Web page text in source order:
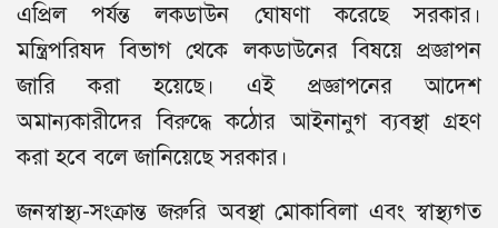
এপ্রিল পর্যন্ত লকডাউন ঘোষণা করেছে সরকার।
মন্ত্রিপরিষদ বিভাগ থেকে লকডাউনের বিষয়ে প্রজ্ঞাপন
জারি করা হয়েছে। এই প্রজ্ঞাপনের আদেশ
অমান্যকারীদের বিরুদ্ধে কঠোর আইনানুগ ব্যবস্থা গ্রহণ
করা হবে বলে জানিয়েছে সরকার।
জনস্বাস্থ্য-সংক্রান্ত জরুরি অবস্থা মোকাবিলা এবং স্বাস্থ্যগত